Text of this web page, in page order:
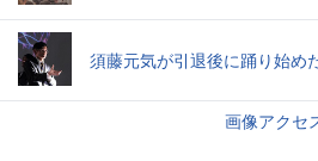
須藤元気が引退後に踊り始め
画像アクセ